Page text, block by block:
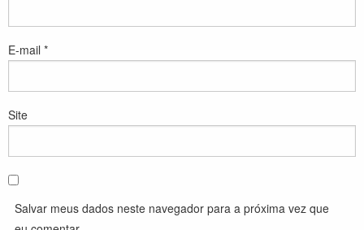
E-mail *
Site
Salvar meus dados neste navegador para a próxima vez que